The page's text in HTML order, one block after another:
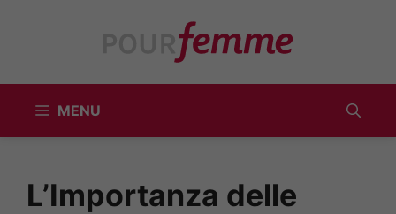
MENU
L’Importanza delle